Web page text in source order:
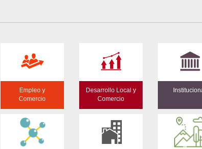
Empleo y
Comercio
Desarrollo Local y
Comercio